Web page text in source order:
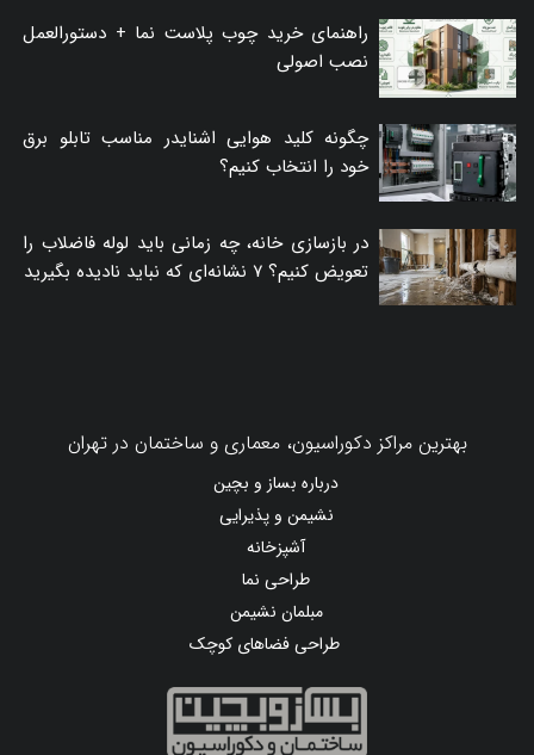
راهنمای خرید چوب پلاست نما + دستورالعمل
نصب اصولی
چگونه کلید هوایی اشنایدر مناسب تابلو برق
خود را انتخاب کنیم؟
در بازسازی خانه، چه زمانی باید لوله فاضلاب را
تعویض کنیم؟ ۷ نشانه‌ای که نباید نادیده بگیرید
بهترین مراکز دکوراسیون، معماری و ساختمان در تهران
درباره بساز و بچین
نشیمن و پذیرایی
آشپزخانه
طراحی نما
مبلمان نشیمن
طراحی فضاهای کوچک